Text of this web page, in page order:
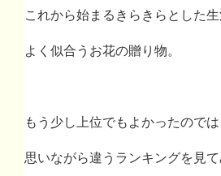
これから始まるきらきらとした生
よく似合うお花の贈り物。
もう少し上位でもよかったのでは
思いながら違うランキングを見て